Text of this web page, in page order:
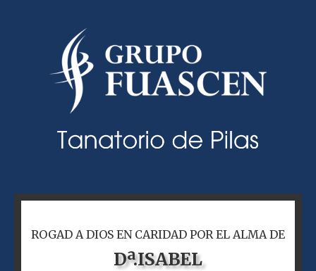
ROGAD A DIOS EN CARIDAD POR EL ALMA DE
Dª.ISABEL